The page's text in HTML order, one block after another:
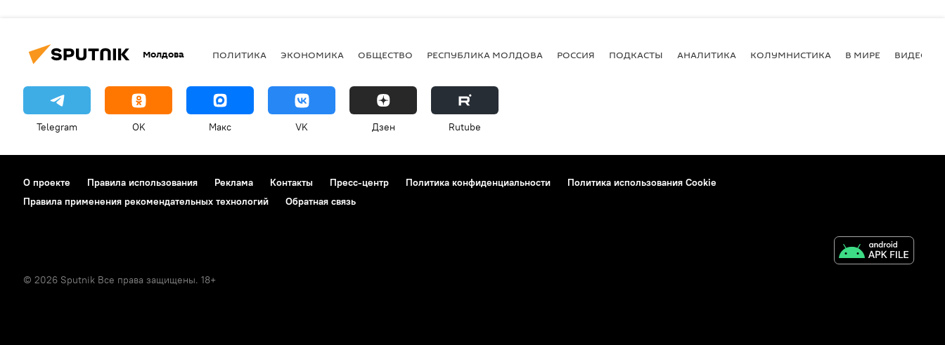
Молдова ПОЛИТИКА ЭКОНОМИКА ОБЩЕСТВО РЕСПУБЛИКА МОЛДОВА РОССИЯ ПОДКАСТЫ АНАЛИТИКА КОЛУМНИСТИКА В МИРЕ ВИДЕО
Telegram OK Макс VK Дзен Rutube
О проекте Правила использования Реклама Контакты Пресс-центр Политика конфиденциальности
Политика использования Cookie
Правила применения рекомендательных технологий
Обратная связь
© 2026 Sputnik Все права защищены. 18+